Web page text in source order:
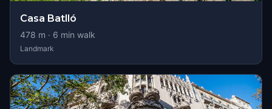
Casa Batlló
478 m · 6 min walk
Landmark